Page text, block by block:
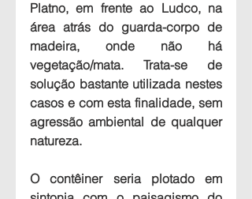
Platno, em frente ao Ludco, na
área atrás do guarda-corpo de
madeira, onde não há
vegetação/mata. Trata-se de
solução bastante utilizada nestes
casos e com esta finalidade, sem
agressão ambiental de qualquer
natureza.
O contêiner seria plotado em